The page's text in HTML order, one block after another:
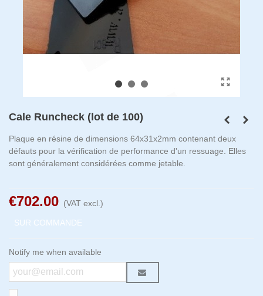
Cale Runcheck (lot de 100)
Plaque en résine de dimensions 64x31x2mm contenant deux
défauts pour la vérification de performance d'un ressuage. Elles
sont généralement considérées comme jetable.
€702.00 (VAT excl.)
SUR COMMANDE
Notify me when available